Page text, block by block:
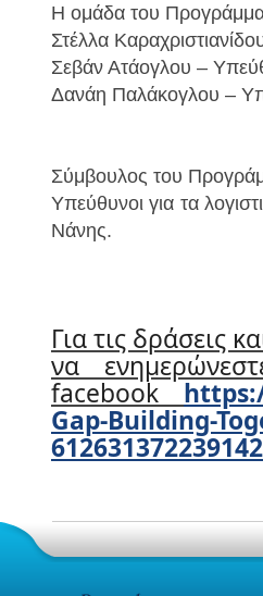
Η ομάδα του
Στέλλα
Σεβάν Ατάογλου –
Δανάη Παλάκογλου –
Σύμβουλος του
Υπεύθυνοι για τα
Νάνης.
Για τις δράσεις
να
facebook
Gap-Building-